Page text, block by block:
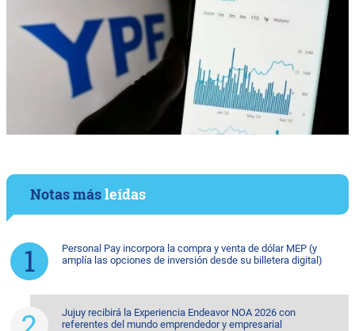
Notas másleídas
Personal Pay incorpora la compra y venta de dólar MEP (y
amplía las opciones de inversión desde su billetera digital)
Jujuy recibirá la Experiencia Endeavor NOA 2026 con
referentes del mundo emprendedor y empresarial